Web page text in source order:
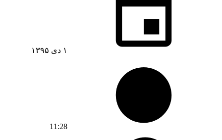
۱ دی ۱۳۹۵
11:28